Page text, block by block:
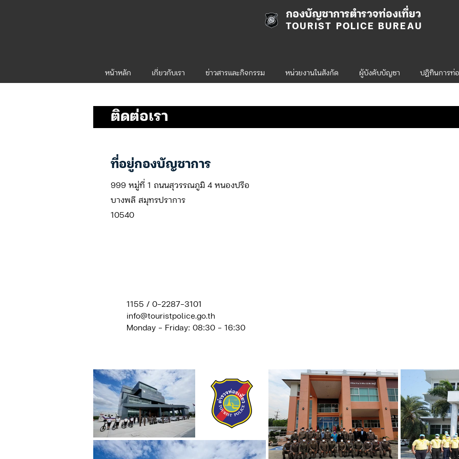
กองบัญชาการตำรวจท่องเที่ยว
TOURIST POLICE BUREAU
หน้าหลัก เกี่ยวกับเรา ข่าวสารและกิจกรรม หน่วยงานในสังกัด ผู้บังคับบัญชา ปฎิทินการท่อ
ติดต่อเรา
ที่อยู่กองบัญชาการ
999 หมู่ที่ 1 ถนนสุวรรณภูมิ 4 หนองปรือ
บางพลี สมุทรปราการ
10540
1155 / 0-2287-3101
info@touristpolice.go.th
Monday – Friday: 08:30 – 16:30